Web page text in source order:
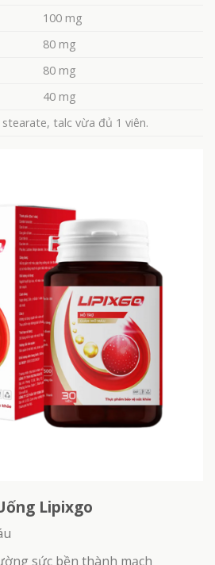
100 mg
80 mg
80 mg
40 mg
talc vừa đủ 1 viên.
Lipixgo
sức bền thành mạch